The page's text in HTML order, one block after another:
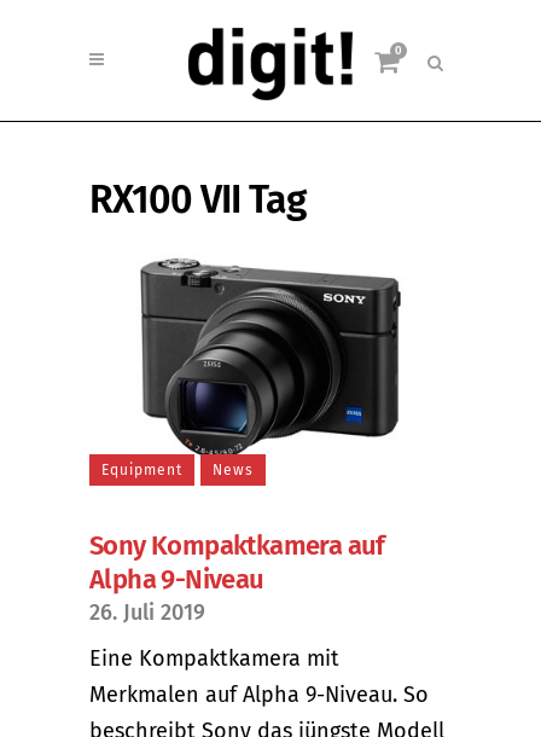
0
RX100 VII Tag
Equipment News
Sony Kompaktkamera auf
Alpha 9-Niveau
26. Juli 2019
Eine Kompaktkamera mit
Merkmalen auf Alpha 9-Niveau. So
beschreibt Sony das jüngste Modell